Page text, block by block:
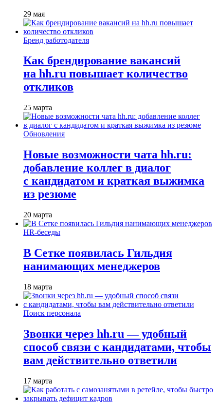
29 мая
Бренд работодателя
Как брендирование вакансий
на hh.ru повышает количество
откликов
25 марта
Обновления
Новые возможности чата hh.ru:
добавление коллег в диалог
с кандидатом и краткая выжимка
из резюме
20 марта
HR-беседы
В Сетке появилась Гильдия
нанимающих менеджеров
18 марта
Поиск персонала
Звонки через hh.ru — удобный
способ связи с кандидатами, чтобы
вам действительно ответили
17 марта